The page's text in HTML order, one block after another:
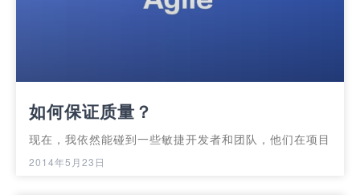
如何保证质量？
现在，我依然能碰到一些敏捷开发者和团队，他们在项目
2014年5月23日